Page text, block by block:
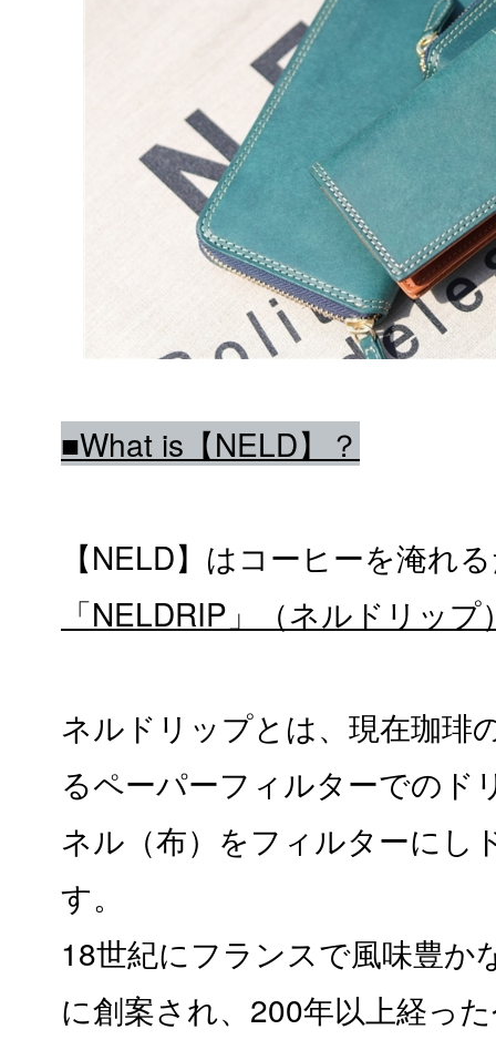
■What is【NELD】？
【NELD】はコーヒーを淹れ
「NELDRIP」（ネルドリップ
ネルドリップとは、現在珈琲
るペーパーフィルターでのド
ネル（布）をフィルターにし
す。
18世紀にフランスで風味豊か
に創案され、200年以上経っ